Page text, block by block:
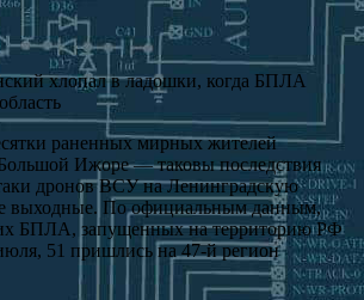
раненных мирных жителей
Ижоре — таковы последствия
дронов ВСУ на Ленинградскую
выходные. По официальным данным,
БПЛА, запущенных на территорию РФ
51 пришлись на 47-й регион